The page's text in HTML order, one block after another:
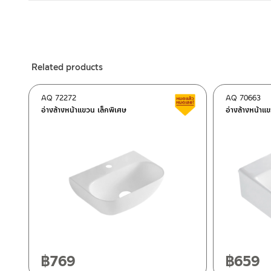
662/61-62 Rama 3 Road, Bangpongpang, Yannawa,
Tel: 02-358-0080 / 080-075-8668 / 091-545-0556
After Sales Service Center Chiangmai
ติดต่อพนักงานขาย / Contact Sales Staff
Tel: 02-285-5795
LINE:@charnpaiboon.sales
ติดต่อ ชาญไพบูลย์ / Contact Us
Related products
อ่างล้างหน้าแขวน เล็กพิเศษ
AQ 72272 Clearance sale
฿769
อ่างล้างหน้าแ
AQ 70663
฿659